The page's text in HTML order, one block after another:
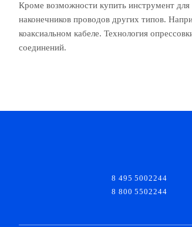
Кроме возможности купить инструмент
наконечников проводов других типов.
коаксиальном кабеле. Технология
соединений.
8 495 5002244
8 800 5502244